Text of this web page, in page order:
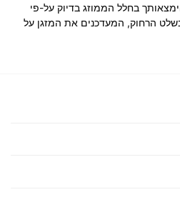
בחלל הממוזג בדיוק על-פי
בשלט הרחוק, המעדכנים את המזגן על